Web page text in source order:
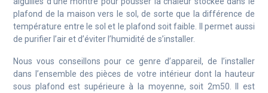
plafond de la maison vers le sol, de sorte que la différence de
température entre le sol et le plafond soit faible. Il permet aussi
de purifier l’air et d’éviter l’humidité de s’installer.
Nous vous conseillons pour ce genre d’appareil, de l’installer
dans l’ensemble des pièces de votre intérieur dont la hauteur
sous plafond est supérieure à la moyenne, soit 2m50. Il est